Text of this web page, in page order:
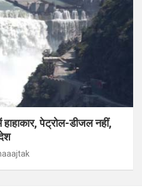
पेट्रोल-डीजल नहीं,